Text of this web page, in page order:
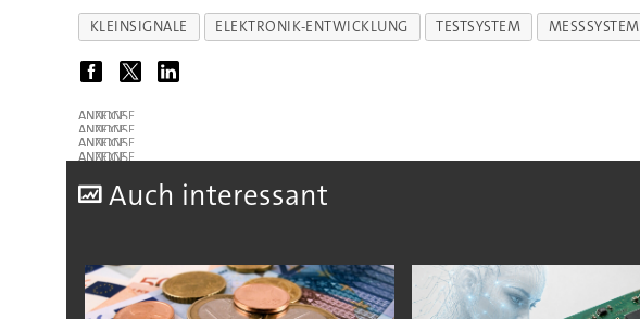
KLEINSIGNALE ELEKTRONIK-ENTWICKLUNG TESTSYSTEM MESSSYSTEM
ANZEIGE
ANZEIGE
ANZEIGE
ANZEIGE
Auch interessant